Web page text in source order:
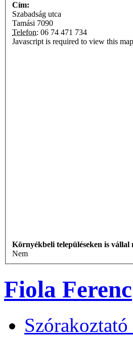
Cím:
Szabadság utca
Tamási 7090
Telefon: 06 74 471 734
Javascript is required to view this
Környékbeli településeken is vállal
Nem
Fiola Ferenc